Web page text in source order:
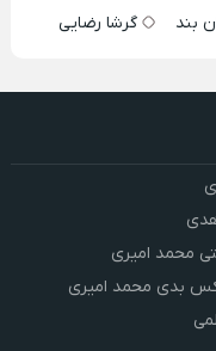
بند گرشا رضایی
محمد امیری
بدی محمد امیری